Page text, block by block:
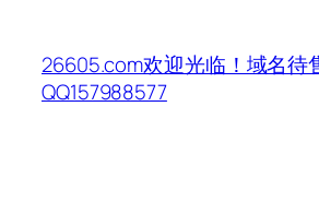
26605.com欢迎光临！域名待
QQ157988577